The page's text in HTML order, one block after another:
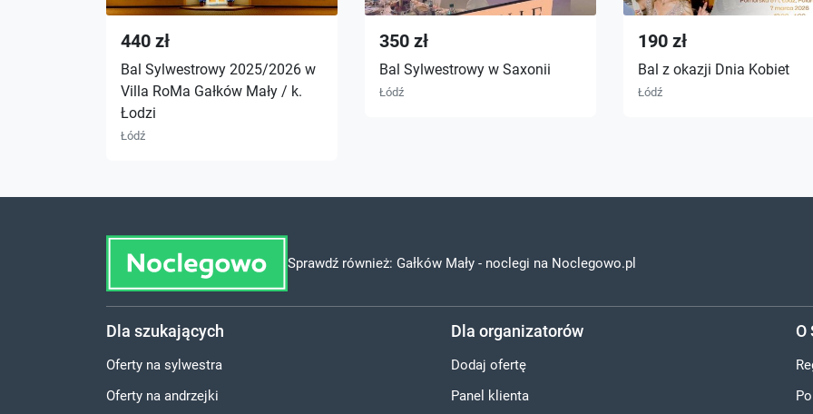
440 zł
Bal Sylwestrowy 2025/2026 w
Villa RoMa Gałków Mały / k.
Łodzi
Łódź
350 zł
Bal Sylwestrowy w Saxonii
Łódź
190 zł
Bal z okazji Dnia Kobiet
Łódź
Sprawdź również: Gałków Mały - noclegi na Noclegowo.pl
Dla szukających
Oferty na sylwestra
Oferty na andrzejki
Dla organizatorów
Dodaj ofertę
Panel klienta
O